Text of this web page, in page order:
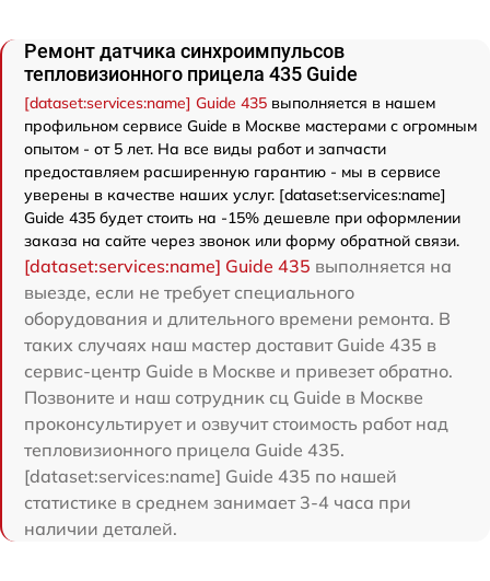
Ремонт датчика синхроимпульсов
тепловизионного прицела 435 Guide
[dataset:services:name] Guide 435 выполняется в нашем
профильном сервисе Guide в Москве мастерами с огромным
опытом - от 5 лет. На все виды работ и запчасти
предоставляем расширенную гарантию - мы в сервисе
уверены в качестве наших услуг. [dataset:services:name]
Guide 435 будет стоить на -15% дешевле при оформлении
заказа на сайте через звонок или форму обратной связи.
[dataset:services:name] Guide 435 выполняется на
выезде, если не требует специального
оборудования и длительного времени ремонта. В
таких случаях наш мастер доставит Guide 435 в
сервис-центр Guide в Москве и привезет обратно.
Позвоните и наш сотрудник сц Guide в Москве
проконсультирует и озвучит стоимость работ над
тепловизионного прицела Guide 435.
[dataset:services:name] Guide 435 по нашей
статистике в среднем занимает 3-4 часа при
наличии деталей.